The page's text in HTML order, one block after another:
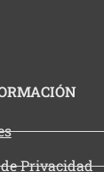
Privacidad